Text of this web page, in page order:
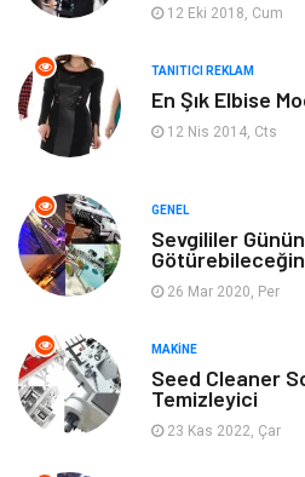
Giyim
Ev Dekorasyon
Anne & Çocuk
Ev İşleri
Gençlik & Eğlence
Mobilya
12 Eki 2018, Cum
TANITICI REKLAM
En Şık Elbise
12 Nis 2014, Cts
GENEL
Sevgililer
26 Mar 2020, Per
MAKINE
Seed Cleaner
Temizleyici
23 Kas 2022, Çar